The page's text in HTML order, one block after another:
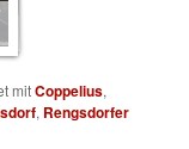
mitCoppelius,
, Rengsdorfer